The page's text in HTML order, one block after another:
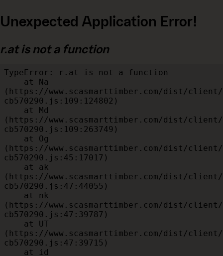
Unexpected Application Error!
r.at is not a function
TypeError: r.at is not a function
(https://www.scasmarttimber.com/dist/
cb570290.js:109:124802)
(https://www.scasmarttimber.com/dist/
cb570290.js:109:263749)
(https://www.scasmarttimber.com/dist/
cb570290.js:45:17017)
(https://www.scasmarttimber.com/dist/
cb570290.js:47:44055)
(https://www.scasmarttimber.com/dist/
cb570290.js:47:39787)
(https://www.scasmarttimber.com/dist/
cb570290.js:47:39715)